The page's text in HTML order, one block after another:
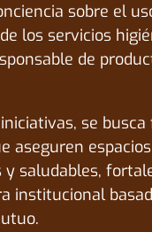
sobre el
los servicios
de
se
aseguren
y saludables,
institucional